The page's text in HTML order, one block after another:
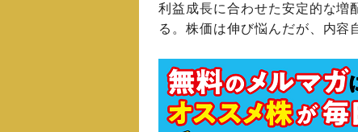
利益成長に合わせた安定的な増
る。株価は伸び悩んだが、内容